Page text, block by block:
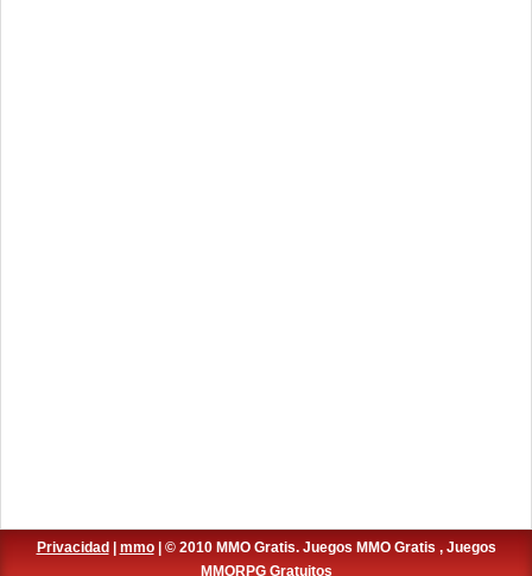
Privacidad mmo| © 2010 MMO Gratis. Juegos MMO Gratis , Juegos
MMORPG Gratuitos